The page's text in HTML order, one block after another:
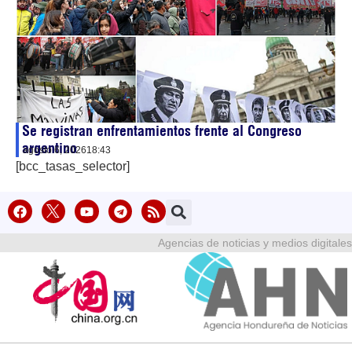
Se registran enfrentamientos frente al Congreso
argentino
agosto 6, 202618:43
[bcc_tasas_selector]
Agencias de noticias y medios digitales